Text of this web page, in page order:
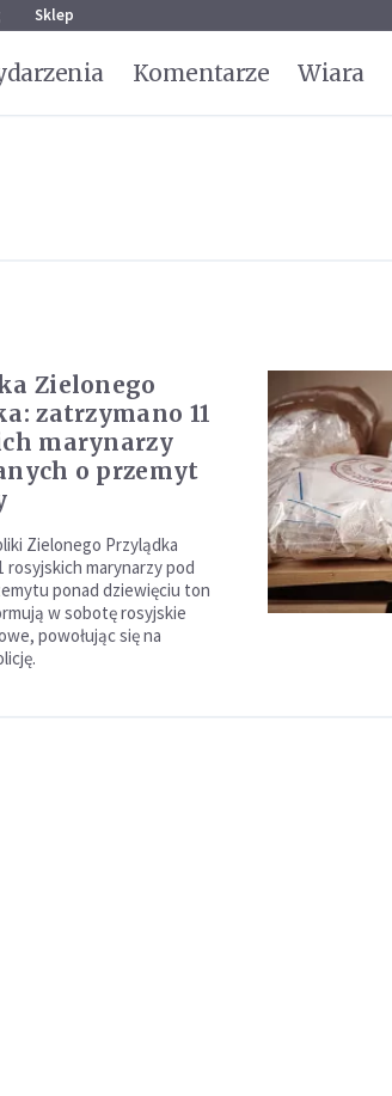
Sklep
Komentarze Wiara
Zielonego
zatrzymano 11
marynarzy
o przemyt
Zielonego Przylądka
rosyjskich marynarzy pod
ponad dziewięciu ton
w sobotę rosyjskie
powołując się na